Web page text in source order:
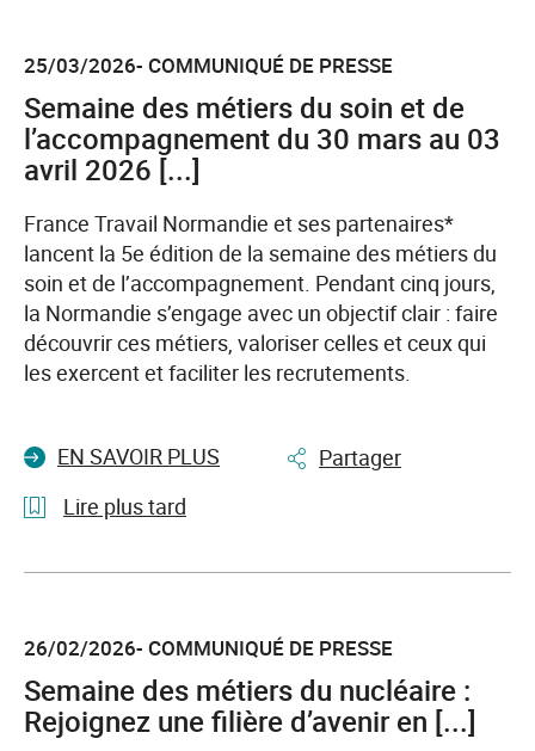
Besoins
en
main-
d’œuvre
2026
:
100700
projets
de
recrutement
Normandie,
entreprise
sur
prête
embaucher.
25/03/2026- COMMUNIQUÉ DE PRESSE
Semaine des métiers du soin et de
l’accompagnement du 30 mars au 03
avril 2026 [...]
France Travail Normandie et ses partenaires*
lancent la 5e édition de la semaine des métiers du
soin et de l’accompagnement. Pendant cinq jours,
la Normandie s’engage avec un objectif clair : faire
découvrir ces métiers, valoriser celles et ceux qui
les exercent et faciliter les recrutements.
EN SAVOIR PLUS
Partager
Lire plus tard
l'article
métiers
du
soin
26/02/2026- COMMUNIQUÉ DE PRESSE
Semaine des métiers du nucléaire :
Rejoignez une filière d’avenir en [...]